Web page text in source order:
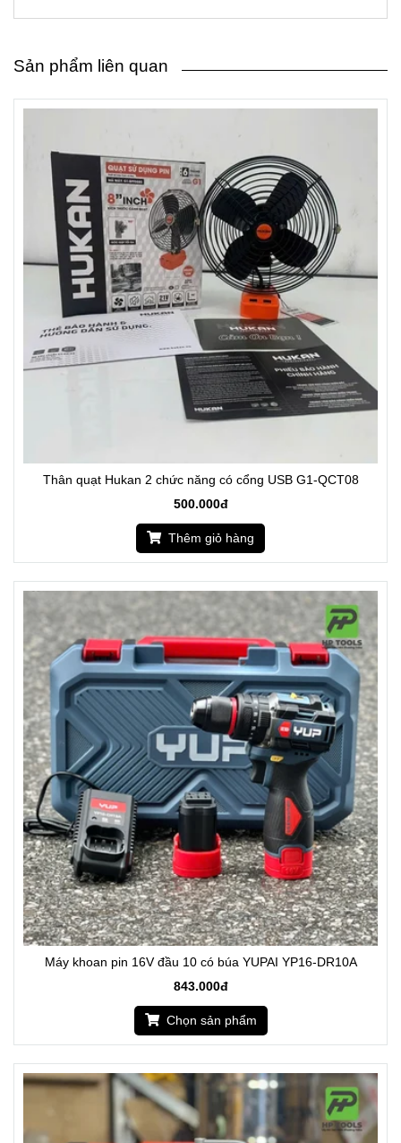
Sản phẩm liên quan
Thân quạt Hukan 2 chức năng có cổng USB G1-QCT08
500.000đ
Thêm giỏ hàng
Máy khoan pin 16V đầu 10 có búa YUPAI YP16-DR10A
843.000đ
Chọn sản phẩm